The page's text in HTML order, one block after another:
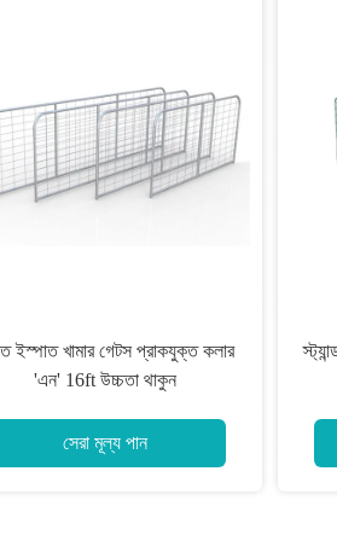
স্ট্যান্ডার্ড আমি প্রকার 12ft জনাব খামার
গেটস, টেকসই 12 ফিট মেটাল ফার্ম গেটস
সেরা মূল্য পান